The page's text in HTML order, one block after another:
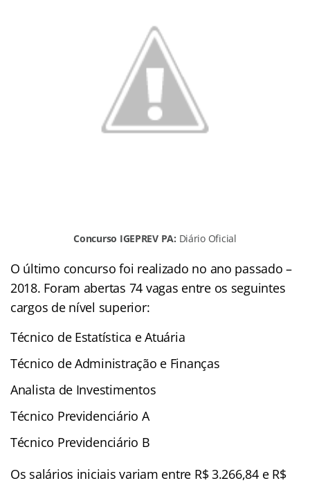
Concurso IGEPREV PA: Diário Oficial
O último concurso foi realizado no ano passado –
2018. Foram abertas 74 vagas entre os seguintes
cargos de nível superior:
Técnico de Estatística e Atuária
Técnico de Administração e Finanças
Analista de Investimentos
Técnico Previdenciário A
Técnico Previdenciário B
Os salários iniciais variam entre R$ 3.266,84 e R$